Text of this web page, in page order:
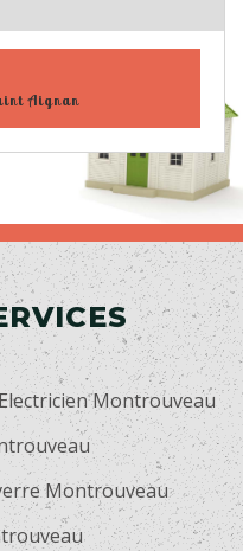
Aignan
Montrouveau
Montrouveau